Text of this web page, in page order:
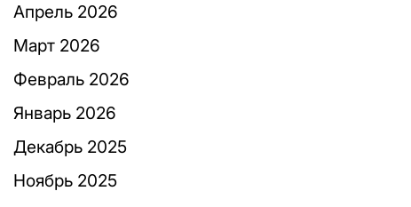
Апрель 2026
Март 2026
Февраль 2026
Январь 2026
Декабрь 2025
Ноябрь 2025